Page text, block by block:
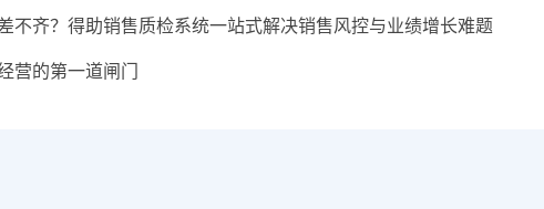
不齐？得助销售质检系统一站式解决销售风控与业绩增长难题
营的第一道闸门